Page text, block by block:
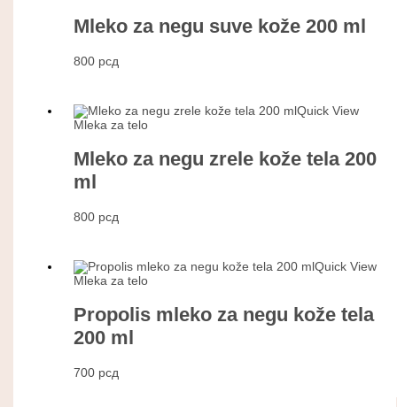
Mleko za negu suve kože 200 ml
800 рсд
Quick View
Mleka za telo
Mleko za negu zrele kože tela 200
ml
800 рсд
Quick View
Mleka za telo
Propolis mleko za negu kože tela
200 ml
700 рсд